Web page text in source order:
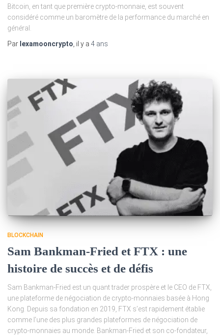
Bitcoin, en tant que première crypto-monnaie, est souvent
considéré comme un baromètre de la performance du marché en
général.
Par lexamooncrypto , il y a 4 ans
BLOCKCHAIN
Sam Bankman-Fried et FTX : une
histoire de succès et de défis
Sam Bankman-Fried est un quant trader prospère et le CEO de FTX,
une plateforme de négociation de crypto-monnaies basée à Hong
Kong. Depuis sa fondation en 2019, FTX s’est rapidement établie
comme l’une des plus grandes plateformes de négociation de
crypto-monnaies au monde. Bankman-Fried et son co-fondateur,